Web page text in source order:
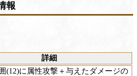
報
詳細
(12)に属性攻撃＋与えたダメージの